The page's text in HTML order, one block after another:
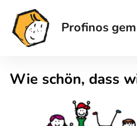
Profinos
Wie schön, dass